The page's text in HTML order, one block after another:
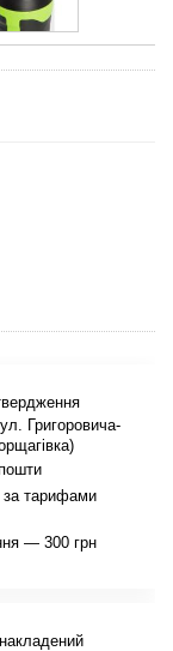
Григоровича-
за тарифами
— 300 грн